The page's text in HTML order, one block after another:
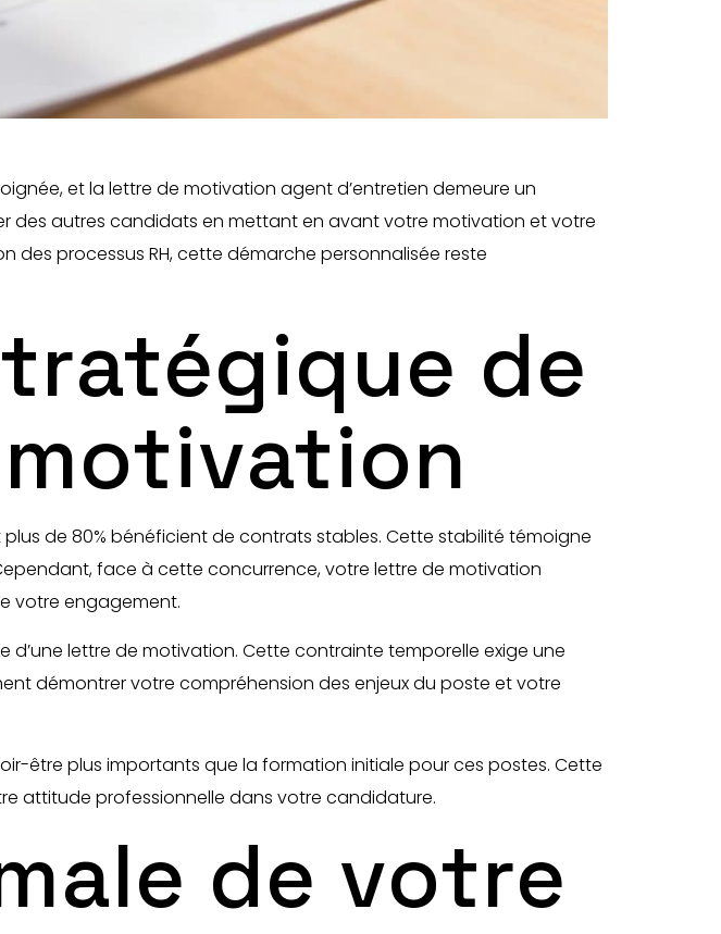
et la lettre de motivation agent d’entretien demeure un
des autres candidats en mettant en avant votre motivation et votre
des processus RH, cette démarche personnalisée reste
de
de 80% bénéficient de contrats stables. Cette stabilité témoigne
face à cette concurrence, votre lettre de motivation
votre engagement.
lettre de motivation. Cette contrainte temporelle exige une
démontrer votre compréhension des enjeux du poste et votre
être plus importants que la formation initiale pour ces postes. Cette
attitude professionnelle dans votre candidature.
de votre